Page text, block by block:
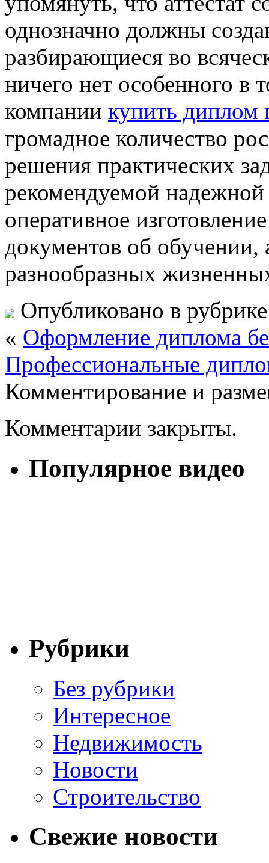
однозначно должны
разбирающиеся во
ничего нет особенного в
компании купить диплом
громадное количество
решения практических
рекомендуемой надежной
оперативное
документов об
разнообразных
Опубликовано в
« Оформление диплома
Профессиональные
Комментирование и
Комментарии закрыты.
Популярное видео
Рубрики
Без рубрики
Интересное
Недвижимость
Новости
Строительство
Свежие новости